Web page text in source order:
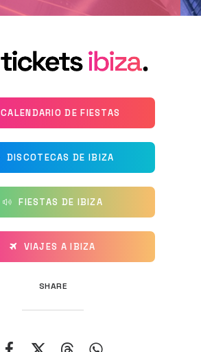
CALENDARIO DE FIESTAS
DISCOTECAS DE IBIZA
FIESTAS DE IBIZA
VIAJES A IBIZA
SHARE